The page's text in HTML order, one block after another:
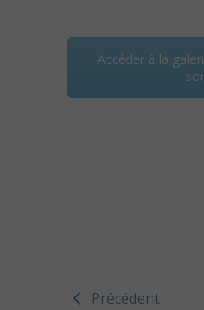
Accéder à la
Précédent